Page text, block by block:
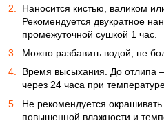
Наносится кистью, валиком
Рекомендуется двукратное
промежуточной сушкой 1 час.
Можно разбавить водой, не
Время высыхания. До отлипа
через 24 часа при
Не рекомендуется
повышенной влажности и